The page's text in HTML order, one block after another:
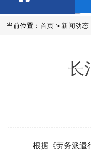
当前位置： 首页 > 新闻动态
长
根据《劳务派遣